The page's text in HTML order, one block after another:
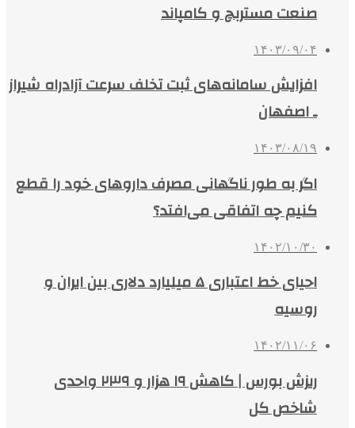
صنعت مستربچ و کامپاند
۱۴۰۳/۰۹/۰۴
افزایش سامانه‌های ثبت تخلف سرعت آزادراه شیراز
ـ اصفهان
۱۴۰۳/۰۸/۱۹
اگر به طور ناگهانی مصرف داروهای خود را قطع
کنیم چه اتفاقی می‌افتد؟
۱۴۰۲/۱۰/۳۰
احیای خط اعتباری ۵ میلیارد دلاری بین ایران و
روسیه
۱۴۰۲/۱۱/۰۶
ریزش بورس | کاهش ۱۹ هزار و ۲۳۹ واحدی
شاخص کل